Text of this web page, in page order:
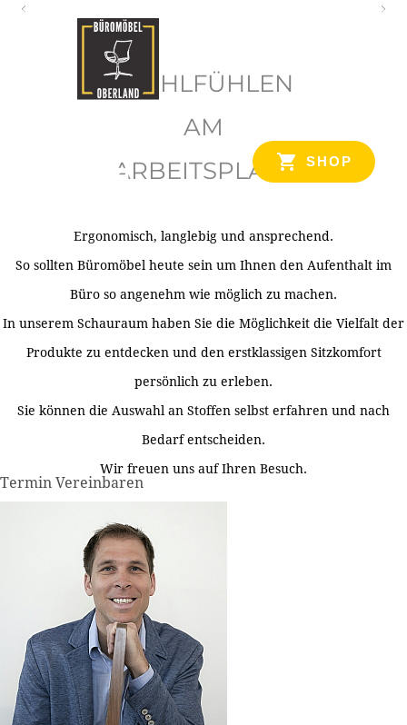
SHOP
WOHLFÜHLEN
AM
ARBEITSPLATZ
Ergonomisch, langlebig und ansprechend.
So sollten Büromöbel heute sein um Ihnen den Aufenthalt im
Büro so angenehm wie möglich zu machen.
In unserem Schauraum haben Sie die Möglichkeit die Vielfalt der
Produkte zu entdecken und den erstklassigen Sitzkomfort
persönlich zu erleben.
Sie können die Auswahl an Stoffen selbst erfahren und nach
Bedarf entscheiden.
Wir freuen uns auf Ihren Besuch.
Termin Vereinbaren